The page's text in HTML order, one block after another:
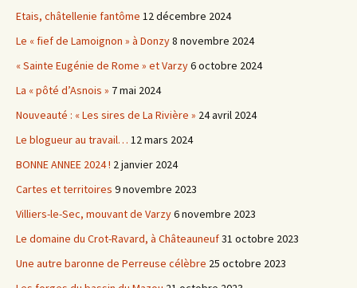
Etais, châtellenie fantôme 12 décembre 2024
Le « fief de Lamoignon » à Donzy8 novembre 2024
« Sainte Eugénie de Rome » et Varzy6 octobre 2024
La « pôté d’Asnois » 7 mai 2024
Nouveauté : « Les sires de La Rivière » 24 avril 2024
Le blogueur au travail… 12 mars 2024
BONNE ANNEE 2024 ! 2 janvier 2024
Cartes et territoires 9 novembre 2023
Villiers-le-Sec, mouvant de Varzy6 novembre 2023
Le domaine du Crot-Ravard, à Châteauneuf31 octobre 2023
Une autre baronne de Perreuse célèbre 25 octobre 2023